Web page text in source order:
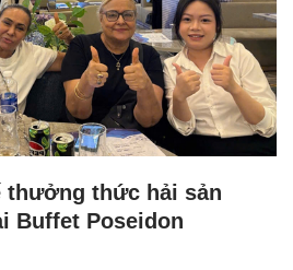
thưởng thức hải sản
Buffet Poseidon